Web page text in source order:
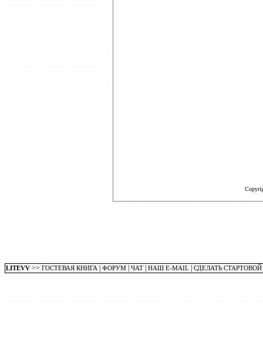
LITEVV >> ГОСТЕВАЯ КНИГА ФОРУМ ЧАТ НАШ E-MAIL СДЕЛАТЬ СТАРТОВОЙ